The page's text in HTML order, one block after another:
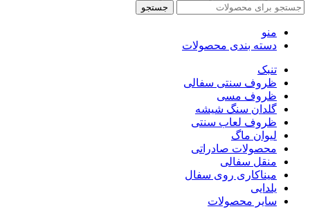
جستجو
منو
دسته بندی محصولات
تنبک
ظروف سنتی سفالی
ظروف مسی
گلدان سنگ شیشه
ظروف لعاب سنتی
لیوان ماگ
محصولات صادراتی
منقل سفالی
میناکاری روی سفال
یلدایی
سایر محصولات